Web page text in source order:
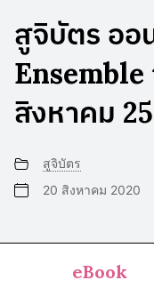
สูจิบัตร ออ
Ensemble
สิงหาคม
สูจิบัตร
20 สิงหาคม 2020
eBook